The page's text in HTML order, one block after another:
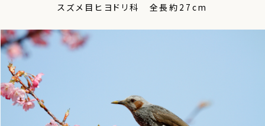
スズメ目ヒヨドリ科 全長約27cm